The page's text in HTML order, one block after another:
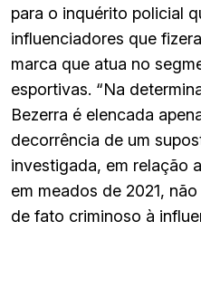
para o inquérito policial
influenciadores que
marca que atua no
esportivas. “Na
Bezerra é elencada
decorrência de um
investigada, em relação
em meados de 2021,
de fato criminoso à